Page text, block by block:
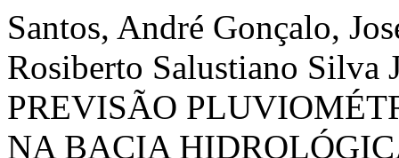
Santos, André Gonçalo,
Rosiberto Salustiano
PREVISÃO
NA BACIA